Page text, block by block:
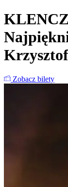
Zobacz bilety